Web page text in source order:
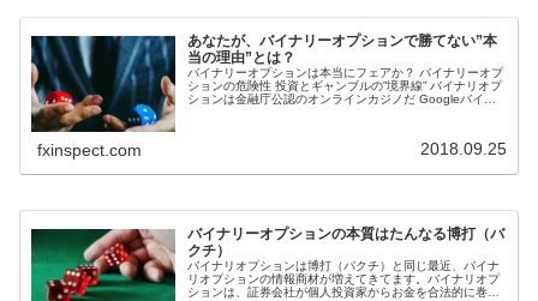
あなたが、バイナリーオプションで勝てない”本
当の理由”とは？
バイナリーオプションは本当にフェアか？ バイナリーオプ
ションの危険性 投資とギャンブルの”境界線” バイナリオプ
ションは金融庁公認のオンラインカジノだ Googleバイナ
fxinspect.com 2018.09.25
バイナリーオプションの本質はたんなる博打（バ
クチ）
バイナリオプションは博打（バクチ）と同じ最近、バイナ
リオプションの情報商材が増えてきてます。バイナリオプ
ションは、証券会社が個人投資家からお金を合法的に巻き